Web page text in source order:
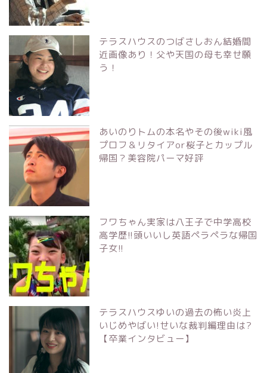
テラスハウスのつばさしおん結婚間
近画像あり！父や天国の母も幸せ願
う！
あいのりトムの本名やその後wiki風
プロフ＆リタイアor桜子とカップル
帰国？美容院パーマ好評
フワちゃん実家は八王子で中学高校
高学歴!!頭いいし英語ペラペラな帰国
子女!!
テラスハウスゆいの過去の怖い炎上
いじめやばい!せいな裁判編理由は?
【卒業インタビュー】